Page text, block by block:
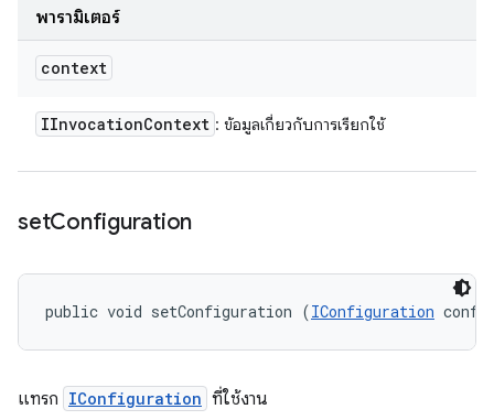
พารามิเตอร์
context
IInvocationContext : ข้อมูลเกี่ยวกับการเรียกใช้
setConfiguration
public void setConfiguration (IConfiguration
แทรก IConfiguration ที่ใช้งาน